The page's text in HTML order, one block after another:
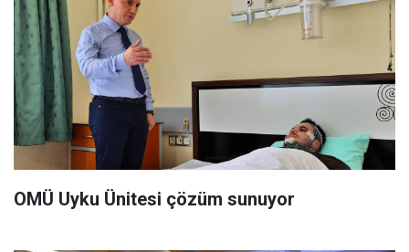
OMÜ Uyku Ünitesi çözüm sunuyor